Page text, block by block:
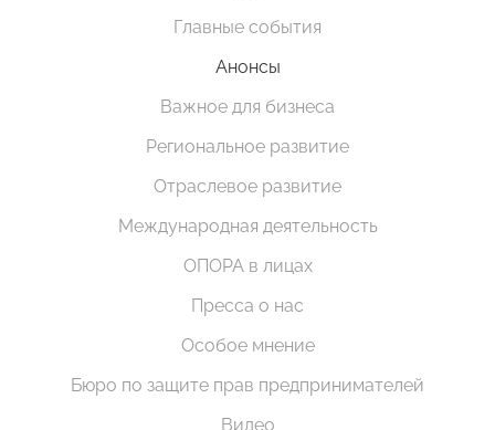
Главные события
Анонсы
Важное для бизнеса
Региональное развитие
Отраслевое развитие
Международная деятельность
ОПОРА в лицах
Пресса о нас
Особое мнение
Бюро по защите прав предпринимателей
Видео